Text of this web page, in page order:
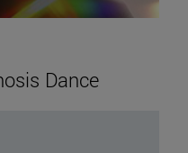
Dance